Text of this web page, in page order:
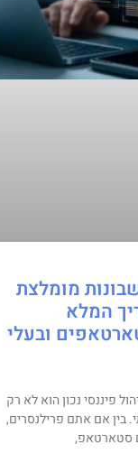
מומלצת
המלא
ובעלי
פיננסי נכון הוא לא רק
בין אם אתם פרילנסרים,
סטארטאפ,